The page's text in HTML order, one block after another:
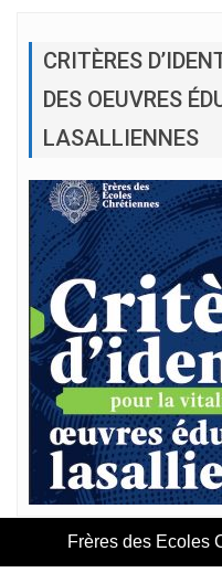
CRITÈRES
DES OEUVRES
LASALLIENNES
Frères des Ecoles